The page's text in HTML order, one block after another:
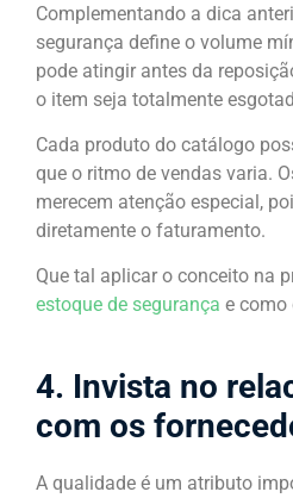
Complementando a dica
segurança define o volume
pode atingir antes da
o item seja totalmente
Cada produto do catálogo
que o ritmo de vendas varia.
merecem atenção especial,
diretamente o faturamento.
Que tal aplicar o conceito na
estoque de segurança e como
4. Invista no
com os
A qualidade é um atributo